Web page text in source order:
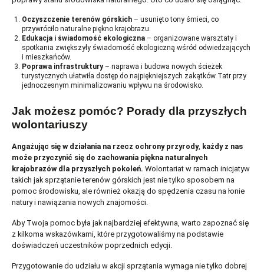
Oczyszczenie terenów górskich– usunięto tony śmieci, co
przywróciło naturalne piękno krajobrazu.
Edukacja i świadomość ekologiczna– organizowane warsztaty i
spotkania zwiększyły świadomość ekologiczną wśród odwiedzających
i mieszkańców.
Poprawa infrastruktury– naprawa i budowa nowych ścieżek
turystycznych ułatwiła dostęp do najpiękniejszych zakątków Tatr przy
jednoczesnym minimalizowaniu wpływu na środowisko.
Jak możesz pomóc? Porady dla przyszłych
wolontariuszy
Angażując się w działania na rzecz ochrony przyrody, każdy z nas
może przyczynić się do zachowania piękna naturalnych
krajobrazów dla przyszłych pokoleń. Wolontariat w ramach inicjatyw
takich jak sprzątanie terenów górskich jest nie tylko sposobem na
pomoc środowisku, ale również okazją do spędzenia czasu na łonie
natury i nawiązania nowych znajomości.
Aby Twoja pomoc była jak najbardziej efektywna, warto zapoznać się
z kilkoma wskazówkami, które przygotowaliśmy na podstawie
doświadczeń uczestników poprzednich edycji.
Przygotowanie do udziału w akcji sprzątania wymaga nie tylko dobrej